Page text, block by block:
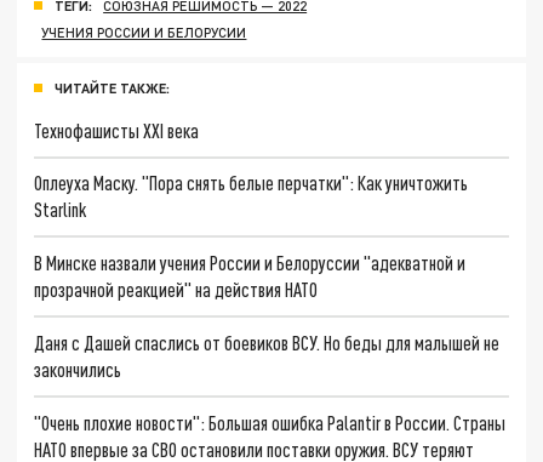
ТЕГИ:
СОЮЗНАЯ РЕШИМОСТЬ — 2022
УЧЕНИЯ РОССИИ И БЕЛОРУСИИ
ЧИТАЙТЕ ТАКЖЕ:
Технофашисты XXI века
Оплеуха Маску. "Пора снять белые перчатки": Как уничтожить
Starlink
В Минске назвали учения России и Белоруссии "адекватной и
прозрачной реакцией" на действия НАТО
Даня с Дашей спаслись от боевиков ВСУ. Но беды для малышей не
закончились
"Очень плохие новости": Большая ошибка Palantir в России. Страны
НАТО впервые за СВО остановили поставки оружия. ВСУ теряют